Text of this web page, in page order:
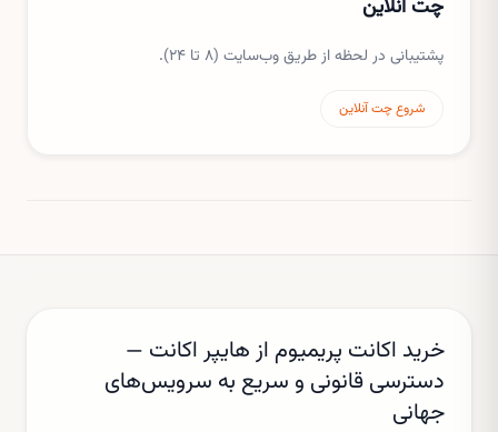
چت آنلاین
پشتیبانی در لحظه از طریق وب‌سایت (۸ تا ۲۴).
شروع چت آنلاین
خرید اکانت پریمیوم از هایپر اکانت —
دسترسی قانونی و سریع به سرویس‌های
جهانی